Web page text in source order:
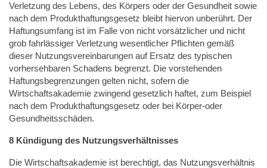
Verletzung des Lebens, des Körpers oder der Gesundheit sowie
nach dem Produkthaftungsgesetz bleibt hiervon unberührt. Der
Haftungsumfang ist im Falle von nicht vorsätzlicher und nicht
grob fahrlässiger Verletzung wesentlicher Pflichten gemäß
dieser Nutzungsvereinbarungen auf Ersatz des typischen
vorhersehbaren Schadens begrenzt. Die vorstehenden
Haftungsbegrenzungen gelten nicht, sofern die
Wirtschaftsakademie zwingend gesetzlich haftet, zum Beispiel
nach dem Produkthaftungsgesetz oder bei Körper-oder
Gesundheitsschäden.
8 Kündigung des Nutzungsverhältnisses
Die Wirtschaftsakademie ist berechtigt, das Nutzungsverhältnis